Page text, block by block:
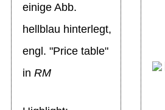
einige Abb.
hellblau hinterlegt,
engl. "Price table"
in RM